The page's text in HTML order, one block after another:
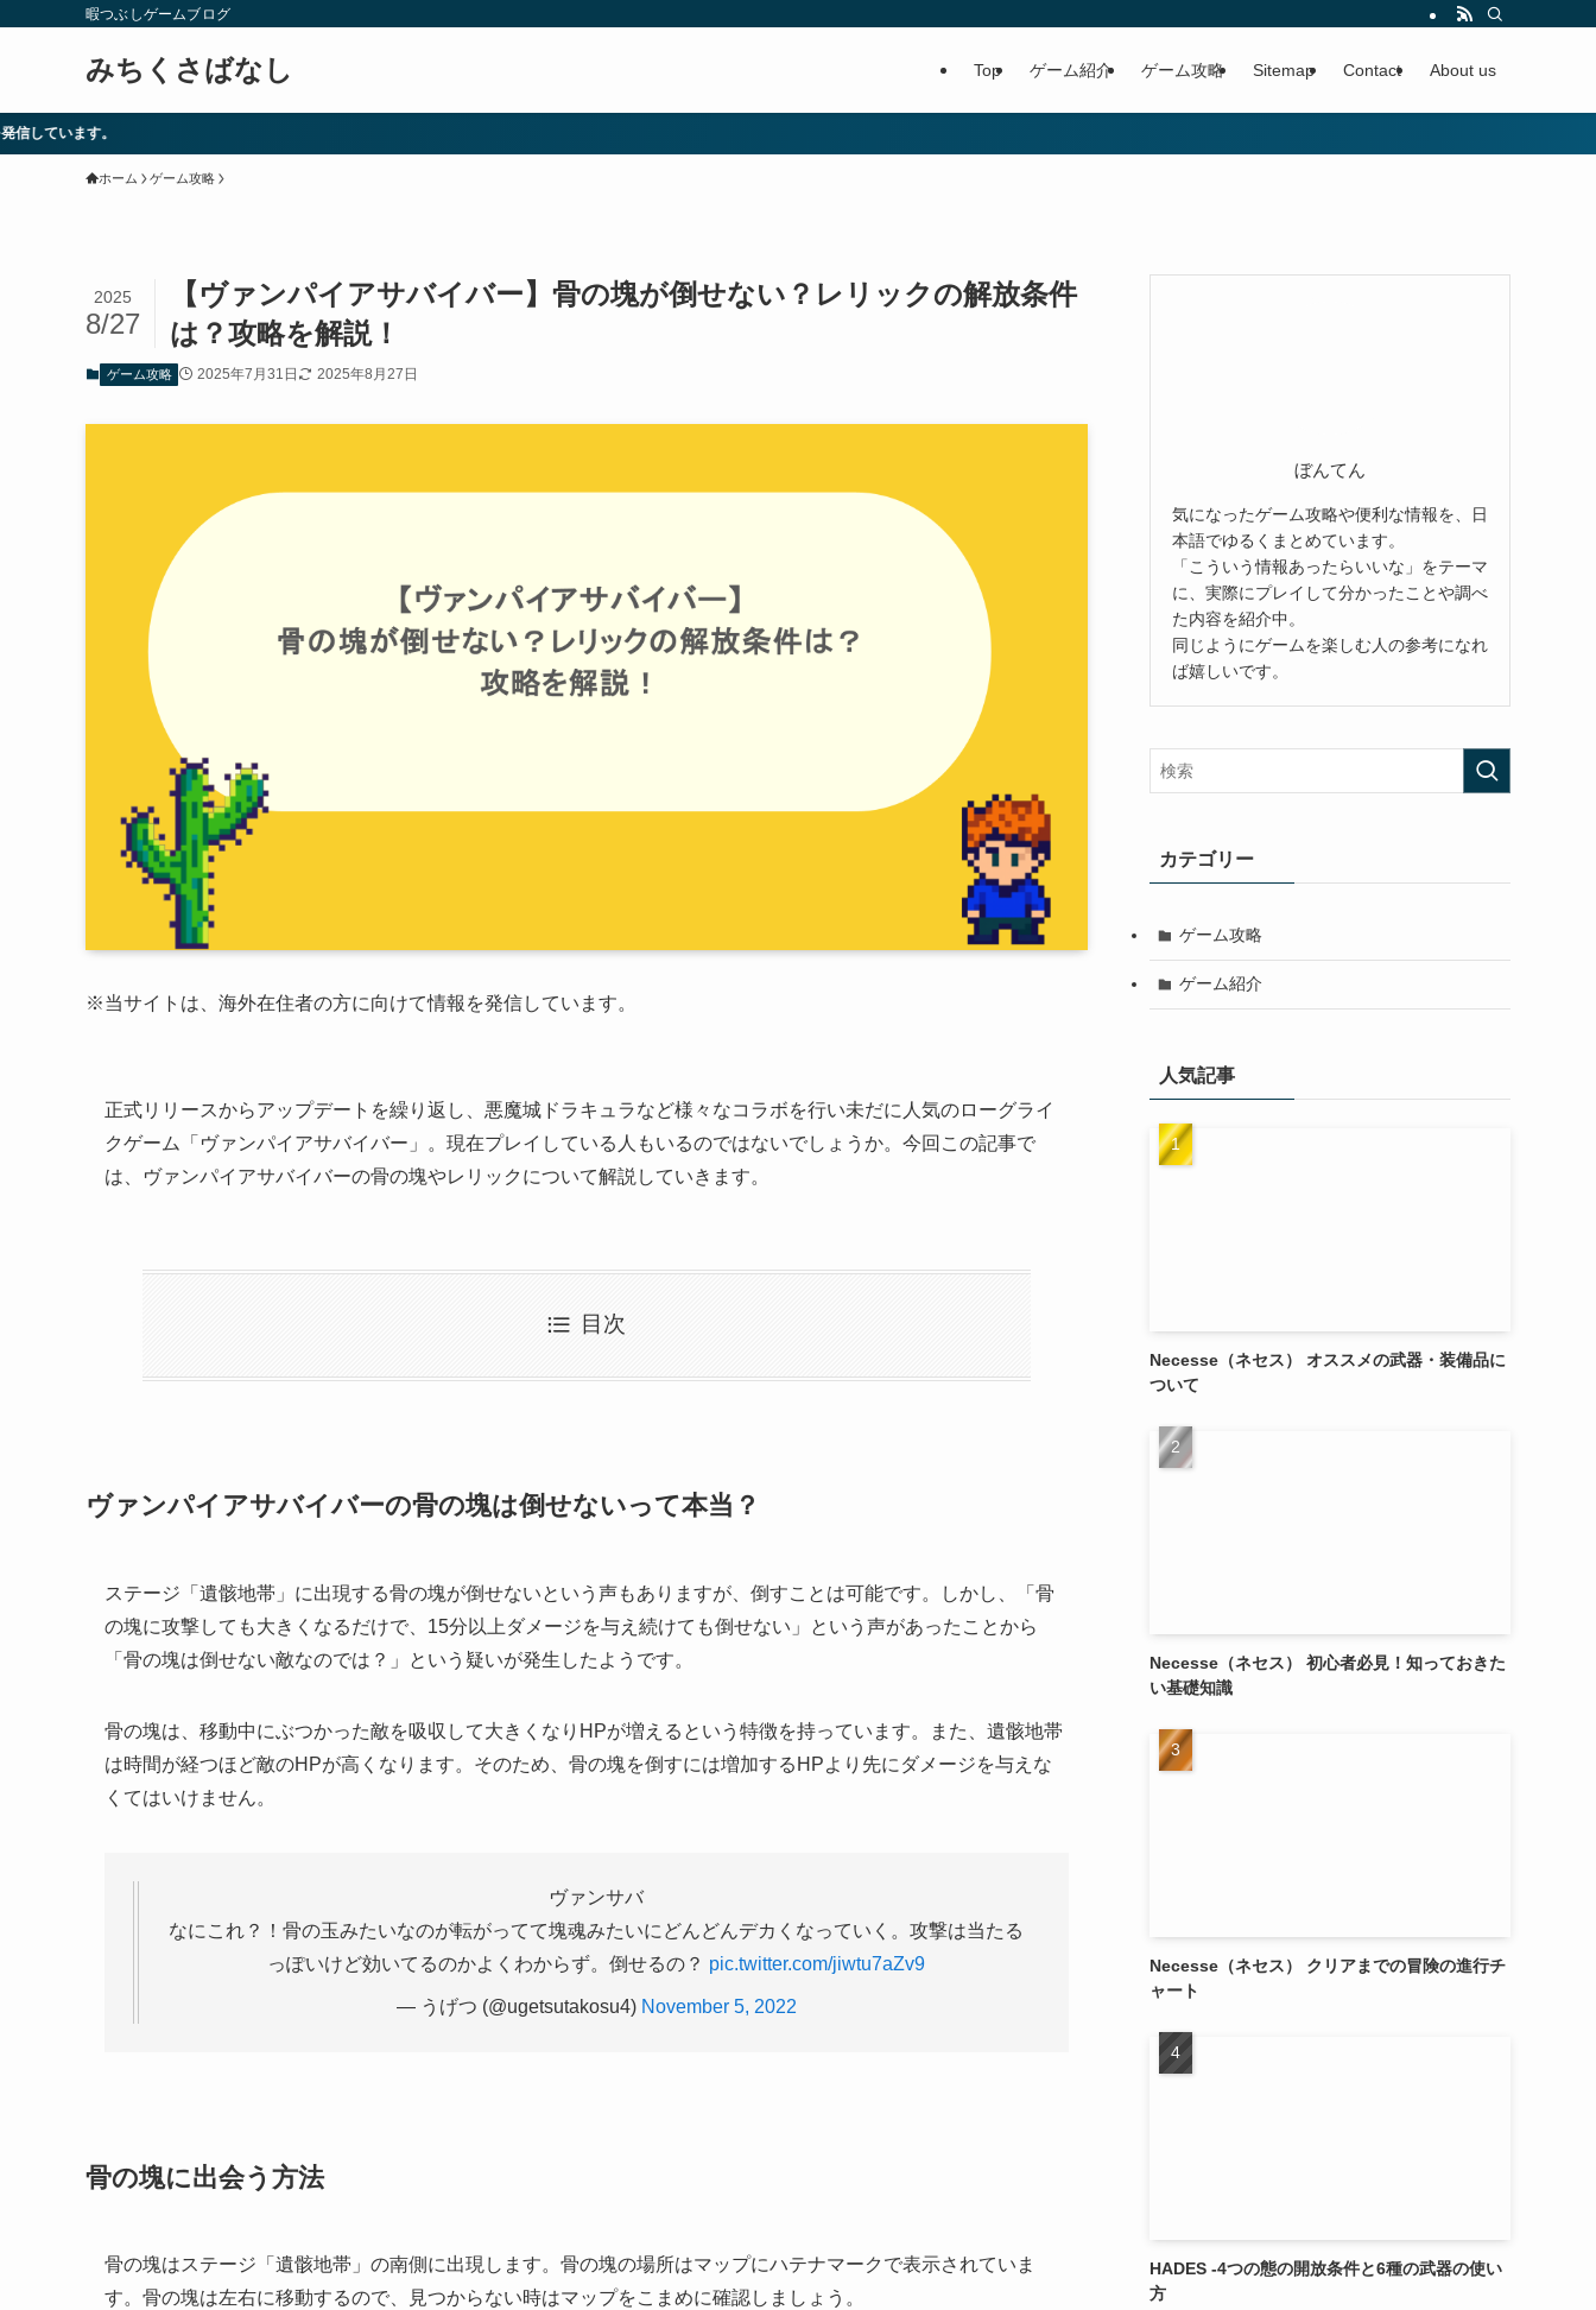
暇つぶしゲームブログ
みちくさばなし Top ゲーム紹介 ゲーム攻略 Sitemap Contact About us
ホーム ゲーム攻略
【ヴァンパイアサバイバー】骨の塊が倒せない？レリックの解放条件
は？攻略を解説！
2025
8/27
ゲーム攻略 2025年7月31日 2025年8月27日
※当サイトは、海外在住者の方に向けて情報を発信しています。
正式リリースからアップデートを繰り返し、悪魔城ドラキュラなど様々なコラボを行い未だに人気のローグライ
クゲーム「ヴァンパイアサバイバー」。現在プレイしている人もいるのではないでしょうか。今回この記事で
は、ヴァンパイアサバイバーの骨の塊やレリックについて解説していきます。
目次
ヴァンパイアサバイバーの骨の塊は倒せないって本当？
ステージ「遺骸地帯」に出現する骨の塊が倒せないという声もありますが、倒すことは可能です。しかし、「骨
の塊に攻撃しても大きくなるだけで、15分以上ダメージを与え続けても倒せない」という声があったことから
「骨の塊は倒せない敵なのでは？」という疑いが発生したようです。
骨の塊は、移動中にぶつかった敵を吸収して大きくなりHPが増えるという特徴を持っています。また、遺骸地帯
は時間が経つほど敵のHPが高くなります。そのため、骨の塊を倒すには増加するHPより先にダメージを与えな
くてはいけません。
ヴァンサバ
なにこれ？！骨の玉みたいなのが転がってて塊魂みたいにどんどんデカくなっていく。攻撃は当たる
っぽいけど効いてるのかよくわからず。倒せるの？ pic.twitter.com/jiwtu7aZv9
— うげつ (@ugetsutakosu4) November 5, 2022
骨の塊に出会う方法
骨の塊はステージ「遺骸地帯」の南側に出現します。骨の塊の場所はマップにハテナマークで表示されていま
す。骨の塊は左右に移動するので、見つからない時はマップをこまめに確認しましょう。
ぼんてん
気になったゲーム攻略や便利な情報を、日
本語でゆるくまとめています。
「こういう情報あったらいいな」をテーマ
に、実際にプレイして分かったことや調べ
た内容を紹介中。
同じようにゲームを楽しむ人の参考になれ
ば嬉しいです。
カテゴリー
ゲーム攻略
ゲーム紹介
人気記事
Necesse（ネセス） オススメの武器・装備品に
ついて
Necesse（ネセス） 初心者必見！知っておきた
い基礎知識
Necesse（ネセス） クリアまでの冒険の進行チ
ャート
HADES -4つの態の開放条件と6種の武器の使い
方